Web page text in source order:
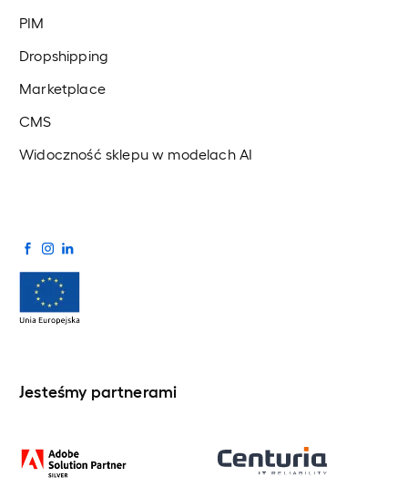
PIM
Dropshipping
Marketplace
CMS
Widoczność sklepu w modelach AI
Jesteśmy partnerami